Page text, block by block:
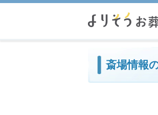
斎場情報